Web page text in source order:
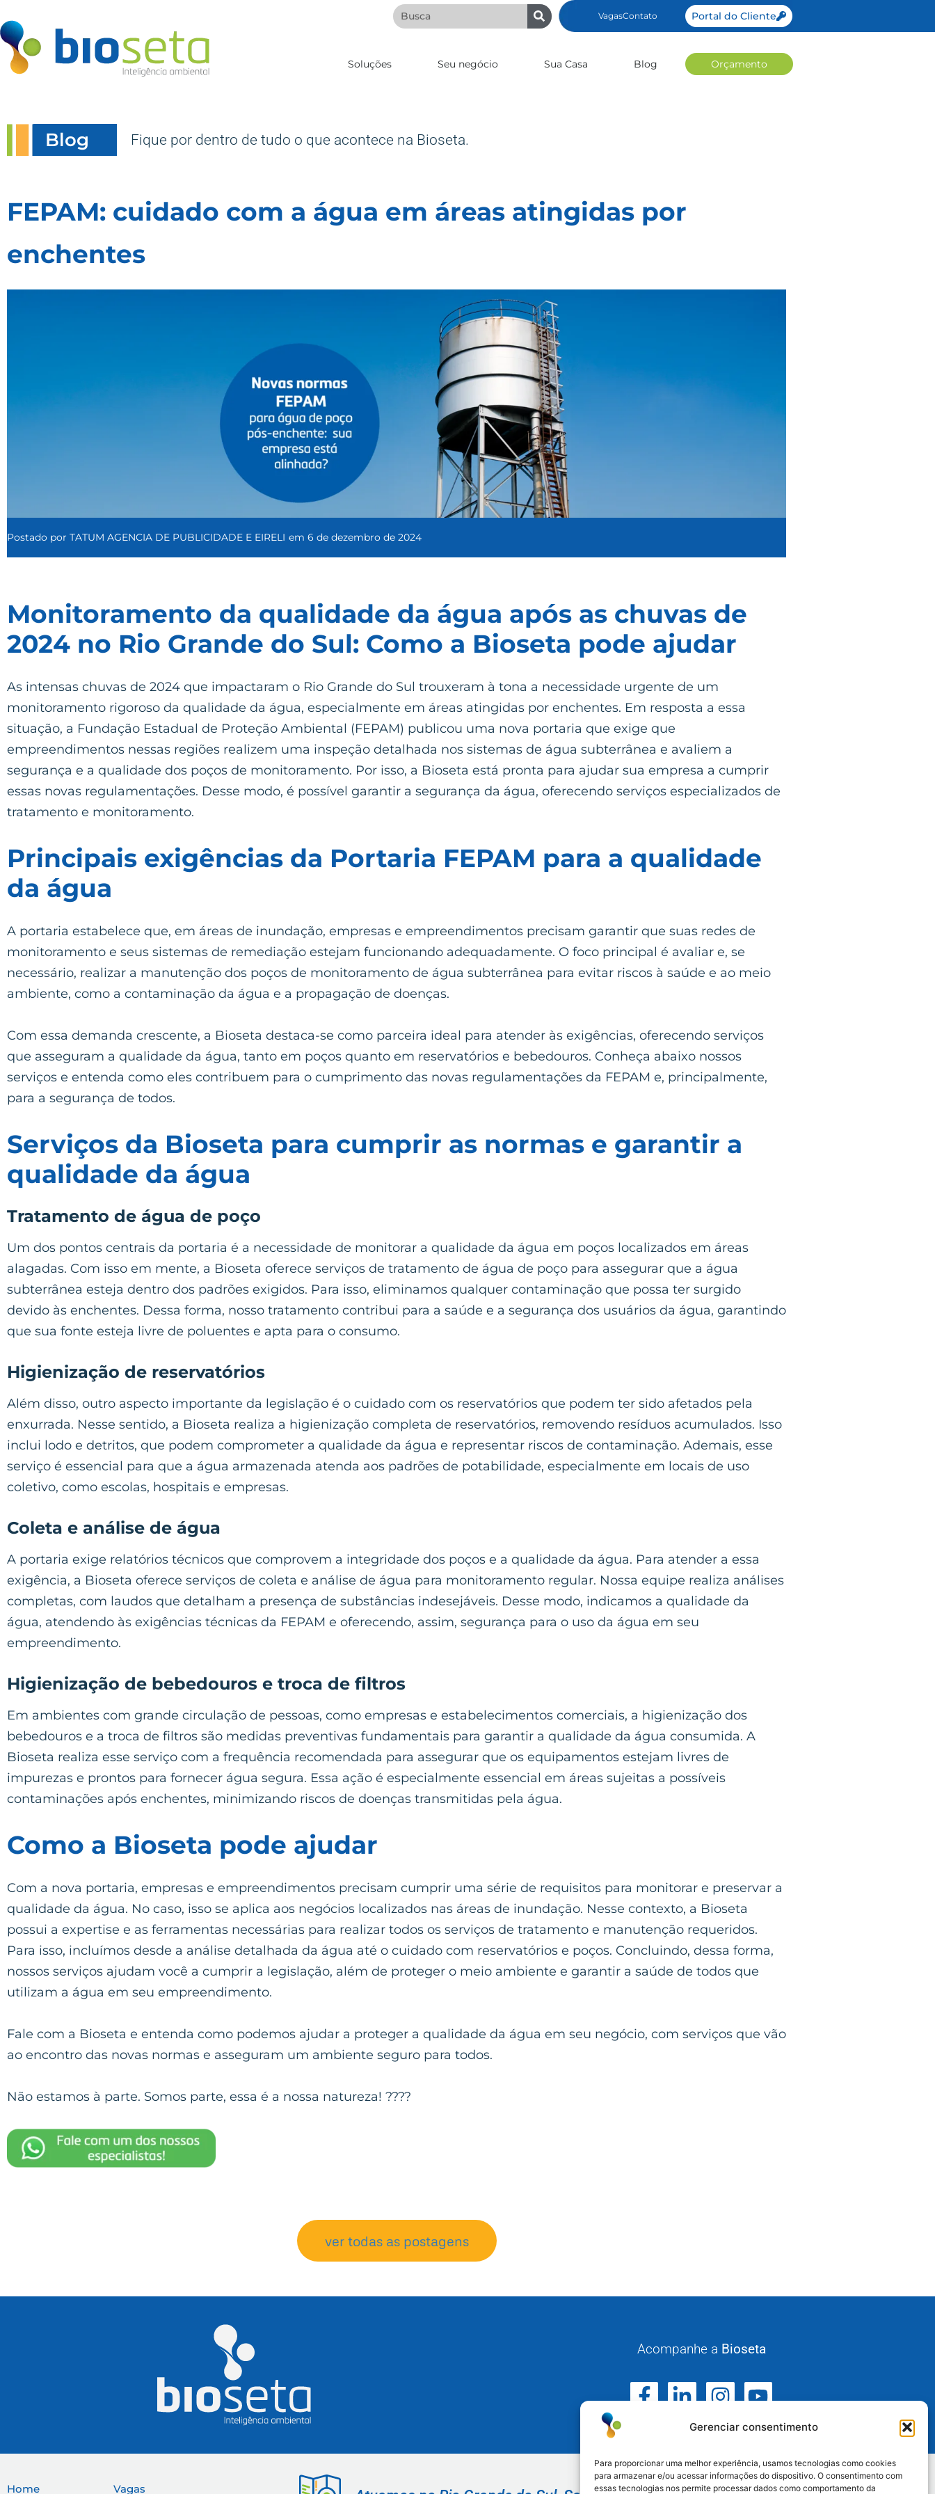
Gerenciar consentimento
Para proporcionar uma melhor experiência, usamos tecnologias como cookies
para armazenar e/ou acessar informações do dispositivo. O consentimento com
essas tecnologias nos permite processar dados como comportamento da
VagasContato Portal do Cliente
Soluções Seu negócio Sua Casa Blog Orçamento
Blog Fique por dentro de tudo o que acontece na Bioseta.
FEPAM: cuidado com a água em áreas atingidas por
enchentes
Postado por TATUM AGENCIA DE PUBLICIDADE E EIRELI em 6 de dezembro de 2024
Monitoramento da qualidade da água após as chuvas de
2024 no Rio Grande do Sul: Como a Bioseta pode ajudar
As intensas chuvas de 2024 que impactaram o Rio Grande do Sul trouxeram à tona a necessidade urgente de um
monitoramento rigoroso da qualidade da água, especialmente em áreas atingidas por enchentes. Em resposta a essa
situação, a Fundação Estadual de Proteção Ambiental (FEPAM) publicou uma nova portaria que exige que
empreendimentos nessas regiões realizem uma inspeção detalhada nos sistemas de água subterrânea e avaliem a
segurança e a qualidade dos poços de monitoramento. Por isso, a Bioseta está pronta para ajudar sua empresa a cumprir
essas novas regulamentações. Desse modo, é possível garantir a segurança da água, oferecendo serviços especializados de
tratamento e monitoramento.
Principais exigências da Portaria FEPAM para a qualidade
da água
A portaria estabelece que, em áreas de inundação, empresas e empreendimentos precisam garantir que suas redes de
monitoramento e seus sistemas de remediação estejam funcionando adequadamente. O foco principal é avaliar e, se
necessário, realizar a manutenção dos poços de monitoramento de água subterrânea para evitar riscos à saúde e ao meio
ambiente, como a contaminação da água e a propagação de doenças.
Com essa demanda crescente, a Bioseta destaca-se como parceira ideal para atender às exigências, oferecendo serviços
que asseguram a qualidade da água, tanto em poços quanto em reservatórios e bebedouros. Conheça abaixo nossos
serviços e entenda como eles contribuem para o cumprimento das novas regulamentações da FEPAM e, principalmente,
para a segurança de todos.
Serviços da Bioseta para cumprir as normas e garantir a
qualidade da água
Tratamento de água de poço
Um dos pontos centrais da portaria é a necessidade de monitorar a qualidade da água em poços localizados em áreas
alagadas. Com isso em mente, a Bioseta oferece serviços de tratamento de água de poço para assegurar que a água
subterrânea esteja dentro dos padrões exigidos. Para isso, eliminamos qualquer contaminação que possa ter surgido
devido às enchentes. Dessa forma, nosso tratamento contribui para a saúde e a segurança dos usuários da água, garantindo
que sua fonte esteja livre de poluentes e apta para o consumo.
Higienização de reservatórios
Além disso, outro aspecto importante da legislação é o cuidado com os reservatórios que podem ter sido afetados pela
enxurrada. Nesse sentido, a Bioseta realiza a higienização completa de reservatórios, removendo resíduos acumulados. Isso
inclui lodo e detritos, que podem comprometer a qualidade da água e representar riscos de contaminação. Ademais, esse
serviço é essencial para que a água armazenada atenda aos padrões de potabilidade, especialmente em locais de uso
coletivo, como escolas, hospitais e empresas.
Coleta e análise de água
A portaria exige relatórios técnicos que comprovem a integridade dos poços e a qualidade da água. Para atender a essa
exigência, a Bioseta oferece serviços de coleta e análise de água para monitoramento regular. Nossa equipe realiza análises
completas, com laudos que detalham a presença de substâncias indesejáveis. Desse modo, indicamos a qualidade da
água, atendendo às exigências técnicas da FEPAM e oferecendo, assim, segurança para o uso da água em seu
empreendimento.
Higienização de bebedouros e troca de filtros
Em ambientes com grande circulação de pessoas, como empresas e estabelecimentos comerciais, a higienização dos
bebedouros e a troca de filtros são medidas preventivas fundamentais para garantir a qualidade da água consumida. A
Bioseta realiza esse serviço com a frequência recomendada para assegurar que os equipamentos estejam livres de
impurezas e prontos para fornecer água segura. Essa ação é especialmente essencial em áreas sujeitas a possíveis
contaminações após enchentes, minimizando riscos de doenças transmitidas pela água.
Como a Bioseta pode ajudar
Com a nova portaria, empresas e empreendimentos precisam cumprir uma série de requisitos para monitorar e preservar a
qualidade da água. No caso, isso se aplica aos negócios localizados nas áreas de inundação. Nesse contexto, a Bioseta
possui a expertise e as ferramentas necessárias para realizar todos os serviços de tratamento e manutenção requeridos.
Para isso, incluímos desde a análise detalhada da água até o cuidado com reservatórios e poços. Concluindo, dessa forma,
nossos serviços ajudam você a cumprir a legislação, além de proteger o meio ambiente e garantir a saúde de todos que
utilizam a água em seu empreendimento.
Fale com a Bioseta e entenda como podemos ajudar a proteger a qualidade da água em seu negócio, com serviços que vão
ao encontro das novas normas e asseguram um ambiente seguro para todos.
Não estamos à parte. Somos parte, essa é a nossa natureza! ????
ver todas as postagens
Acompanhe a Bioseta
Home Vagas